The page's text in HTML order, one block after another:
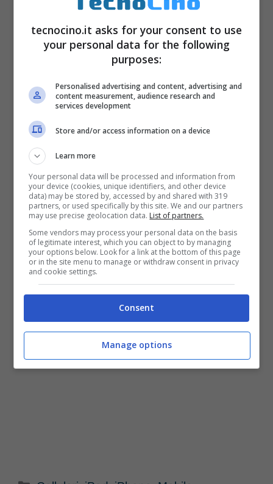
tecnocino.it asks for your consent to use
your personal data for the following
purposes:
Personalised advertising and content, advertising and
content measurement, audience research and
services development
Store and/or access information on a device
Learn more
Your personal data will be processed and information from
your device (cookies, unique identifiers, and other device
data) may be stored by, accessed by and shared with 319
partners, or used specifically by this site. We and our partners
may use precise geolocation data. List of partners.
Some vendors may process your personal data on the basis
of legitimate interest, which you can object to by managing
your options below. Look for a link at the bottom of this page
or in the site menu to manage or withdraw consent in privacy
and cookie settings.
Consent
Manage options